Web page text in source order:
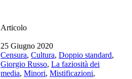
Articolo
25 Giugno 2020
Censura,Cultura,Doppio standard,
Giorgio Russo,La faziosità dei
media,Minori,Mistificazioni,